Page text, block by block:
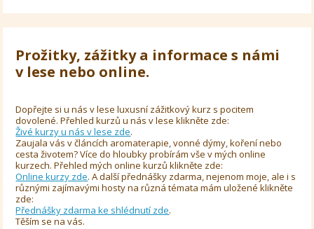
Prožitky, zážitky a informace s námi
v lese nebo online.
Dopřejte si u nás v lese luxusní zážitkový kurz s pocitem
dovolené. Přehled kurzů u nás v lese klikněte zde:
Živé kurzy u nás v lese zde.
Zaujala vás v článcích aromaterapie, vonné dýmy, koření nebo
cesta životem? Více do hloubky probírám vše v mých online
kurzech. Přehled mých online kurzů klikněte zde:
Online kurzy zde. A další přednášky zdarma, nejenom moje, ale i s
různými zajímavými hosty na různá témata mám uložené klikněte
zde:
Přednášky zdarma ke shlédnutí zde.
Těším se na vás.